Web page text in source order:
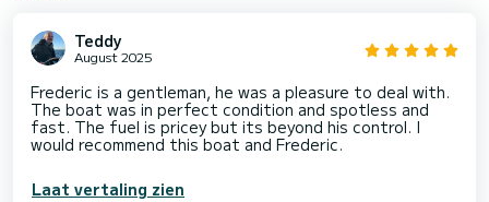
Teddy
August 2025
Frederic is a gentleman, he was a pleasure to deal with.
The boat was in perfect condition and spotless and
fast. The fuel is pricey but its beyond his control. I
would recommend this boat and Frederic.
Laat vertaling zien